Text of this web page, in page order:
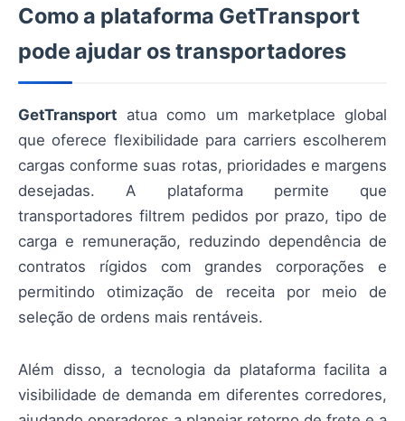
Como a plataforma GetTransport
pode ajudar os transportadores
GetTransport atua como um marketplace global
que oferece flexibilidade para carriers escolherem
cargas conforme suas rotas, prioridades e margens
desejadas. A plataforma permite que
transportadores filtrem pedidos por prazo, tipo de
carga e remuneração, reduzindo dependência de
contratos rígidos com grandes corporações e
permitindo otimização de receita por meio de
seleção de ordens mais rentáveis.
Além disso, a tecnologia da plataforma facilita a
visibilidade de demanda em diferentes corredores,